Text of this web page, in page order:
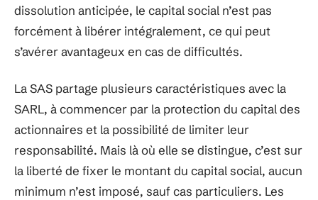
dissolution anticipée, le capital social n’est pas
forcément à libérer intégralement, ce qui peut
s’avérer avantageux en cas de difficultés.
La SAS partage plusieurs caractéristiques avec la
SARL, à commencer par la protection du capital des
actionnaires et la possibilité de limiter leur
responsabilité. Mais là où elle se distingue, c’est sur
la liberté de fixer le montant du capital social, aucun
minimum n’est imposé, sauf cas particuliers. Les